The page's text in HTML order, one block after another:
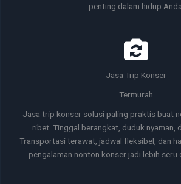
penting dalam hidup
Jasa Trip Konser
Termurah
Jasa trip konser solusi paling praktis buat
ribet. Tinggal berangkat, duduk nyaman,
Transportasi terawat, jadwal fleksibel, dan
pengalaman nonton konser jadi lebih seru